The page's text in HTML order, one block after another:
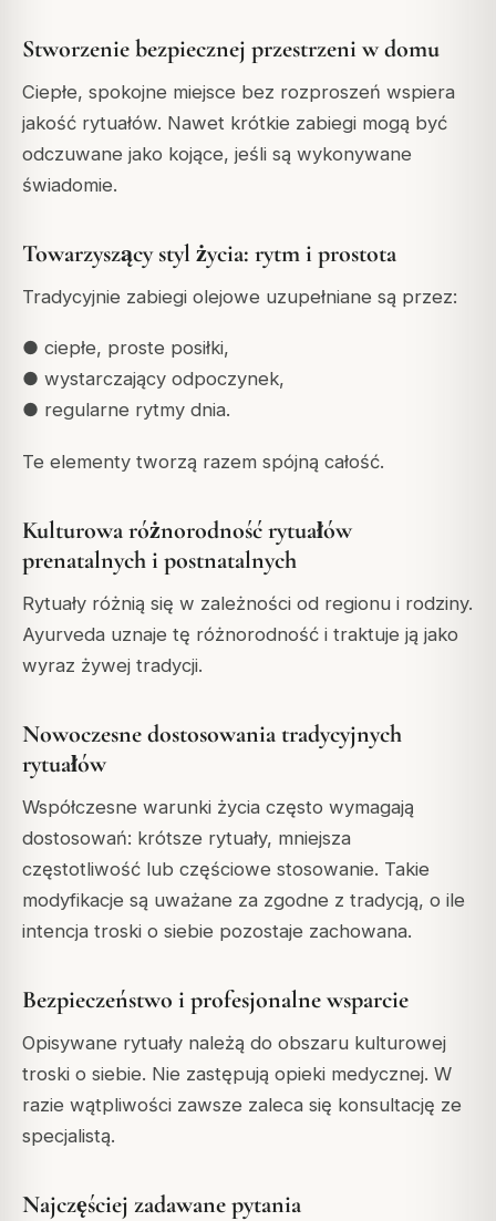
Stworzenie bezpiecznej przestrzeni w domu
Ciepłe, spokojne miejsce bez rozproszeń wspiera
jakość rytuałów. Nawet krótkie zabiegi mogą być
odczuwane jako kojące, jeśli są wykonywane
świadomie.
Towarzyszący styl życia: rytm i prostota
Tradycyjnie zabiegi olejowe uzupełniane są przez:
● ciepłe, proste posiłki,
● wystarczający odpoczynek,
● regularne rytmy dnia.
Te elementy tworzą razem spójną całość.
Kulturowa różnorodność rytuałów
prenatalnych i postnatalnych
Rytuały różnią się w zależności od regionu i rodziny.
Ayurveda uznaje tę różnorodność i traktuje ją jako
wyraz żywej tradycji.
Nowoczesne dostosowania tradycyjnych
rytuałów
Współczesne warunki życia często wymagają
dostosowań: krótsze rytuały, mniejsza
częstotliwość lub częściowe stosowanie. Takie
modyfikacje są uważane za zgodne z tradycją, o ile
intencja troski o siebie pozostaje zachowana.
Bezpieczeństwo i profesjonalne wsparcie
Opisywane rytuały należą do obszaru kulturowej
troski o siebie. Nie zastępują opieki medycznej. W
razie wątpliwości zawsze zaleca się konsultację ze
specjalistą.
Najczęściej zadawane pytania